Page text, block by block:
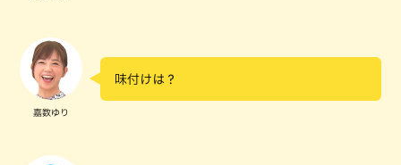
嘉数ゆり
味付けは？